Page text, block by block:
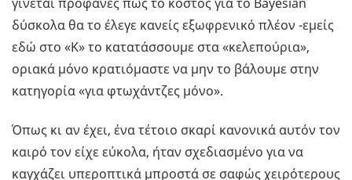
γίνεται προφανές πως το κόστος για το Βayesian
δύσκολα θα το έλεγε κανείς εξωφρενικό πλέον -εμείς
εδώ στο «Κ» το κατατάσσουμε στα «κελεπούρια»,
οριακά μόνο κρατιόμαστε να μην το βάλουμε στην
κατηγορία «για φτωχάντζες μόνο».
Όπως κι αν έχει, ένα τέτοιο σκαρί κανονικά αυτόν τον
καιρό τον είχε εύκολα, ήταν σχεδιασμένο για να
καγχάζει υπεροπτικά μπροστά σε σαφώς χειρότερους